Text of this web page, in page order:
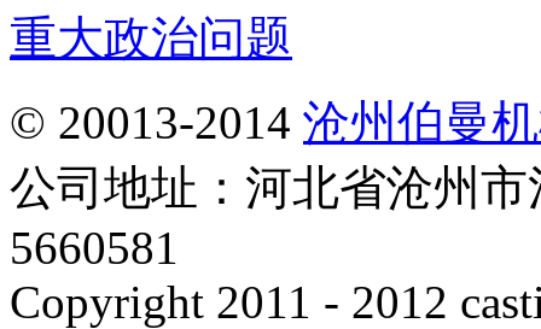
重大政治问题
© 20013-2014 沧州伯曼
公司地址：河北省沧州
5660581
Copyright 2011 - 2012